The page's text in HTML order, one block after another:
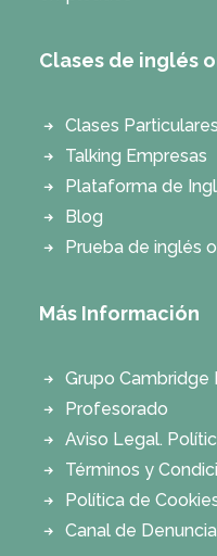
Clases de inglés
Clases Particulares
Talking Empresas
Plataforma de
Blog
Prueba de inglés
Más Información
Grupo Cambridge
Profesorado
Aviso Legal.
Términos y
Política de
Canal de